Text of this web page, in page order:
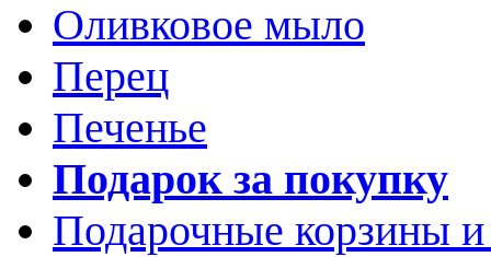
Оливковое мыло
Перец
Печенье
Подарок за покупку
Подарочные корзины